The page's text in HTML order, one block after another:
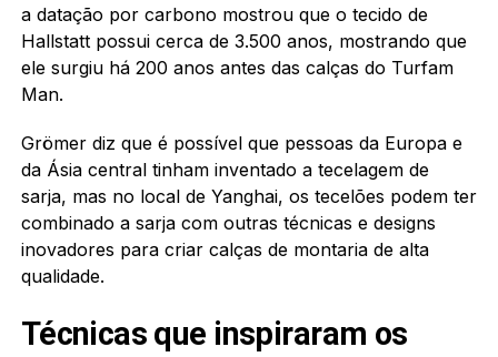
a datação por carbono mostrou que o tecido de
Hallstatt possui cerca de 3.500 anos, mostrando que
ele surgiu há 200 anos antes das calças do Turfam
Man.
Grömer diz que é possível que pessoas da Europa e
da Ásia central tinham inventado a tecelagem de
sarja, mas no local de Yanghai, os tecelões podem ter
combinado a sarja com outras técnicas e designs
inovadores para criar calças de montaria de alta
qualidade.
Técnicas que inspiraram os